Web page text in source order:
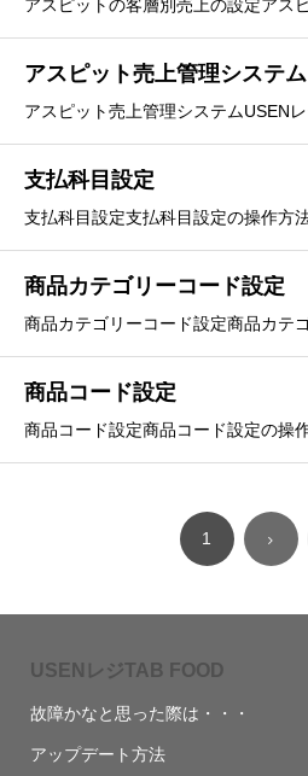
アスピット売上管理システム
支払科目設定
商品カテゴリーコード設定
商品コード設定
1
USENレジTAB FOOD
故障かなと思った際は・・・
アップデート方法